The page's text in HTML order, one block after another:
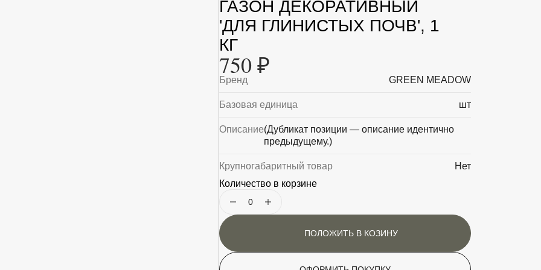
ГАЗОН ДЕКОРАТИВНЫЙ
'ДЛЯ ГЛИНИСТЫХ ПОЧВ', 1
КГ
750 ₽
Бренд GREEN MEADOW
Базовая единица шт
Описание(Дубликат позиции — описание идентично
предыдущему.)
Крупногабаритный товар
Нет
Количество в корзине
ПОЛОЖИТЬ В КОЗИНУ